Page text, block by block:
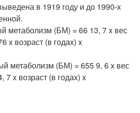
в 1919 году и до 1990-х
метаболизм (БМ) = 66 13, 7 x вес
x возраст (в годах) x
метаболизм (БМ) = 655 9, 6 x вес
7 x возраст (в годах) x